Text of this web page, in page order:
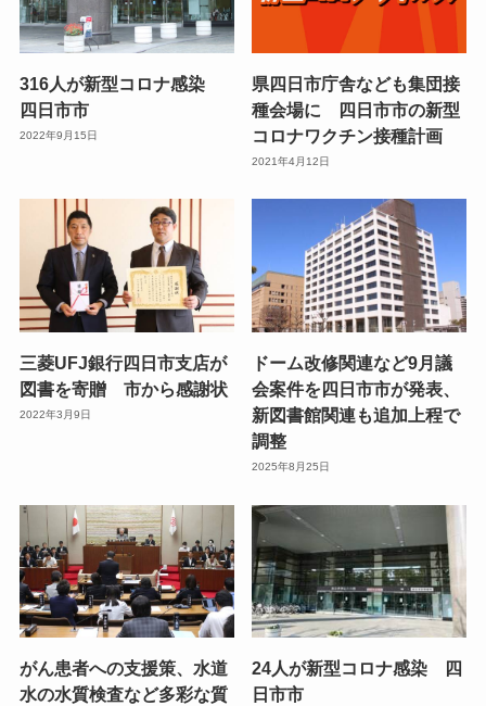
316人が新型コロナ感染
四日市市
2022年9月15日
県四日市庁舎なども集団接
種会場に 四日市市の新型
コロナワクチン接種計画
2021年4月12日
三菱UFJ銀行四日市支店が
図書を寄贈 市から感謝状
2022年3月9日
ドーム改修関連など9月議
会案件を四日市市が発表、
新図書館関連も追加上程で
調整
2025年8月25日
がん患者への支援策、水道
水の水質検査など多彩な質
24人が新型コロナ感染 四
日市市